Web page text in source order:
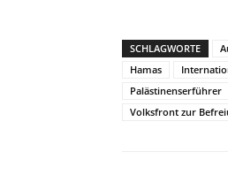
SCHLAGWORTE
Hamas
Palästinenserführer
Volksfront zur